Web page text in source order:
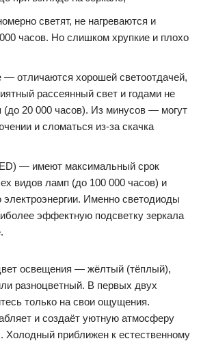
светят, не нагреваются и
часов. Но слишком хрупкие и плохо
отличаются хорошей светоотдачей,
рассеянный свет и годами не
(до 20 000 часов). Из минусов — могут
и сломаться из-за скачка
— имеют максимальный срок
видов ламп (до 100 000 часов) и
Именно светодиоды
эффектную подсветку зеркала
освещения — жёлтый (тёплый),
разноцветный. В первых двух
только на свои ощущения.
и создаёт уютную атмосферу
Холодный приближен к естественному